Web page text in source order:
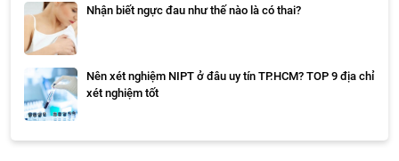
Nhận biết ngực đau như thế nào là có thai?
Nên xét nghiệm NIPT ở đâu uy tín TP.HCM? TOP 9 địa chỉ
xét nghiệm tốt